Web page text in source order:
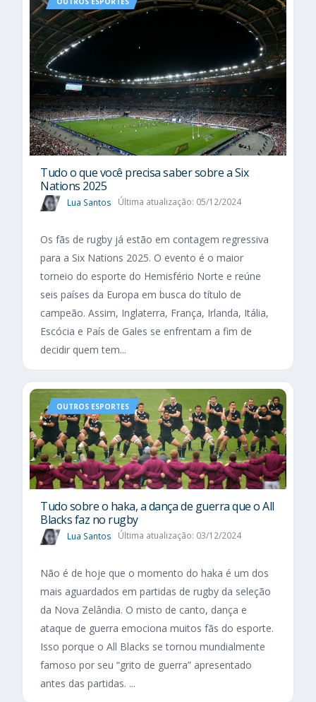
Tudo o que você precisa saber sobre a Six
Nations 2025​
Lua Santos Última atualização: 05/12/2024
Os fãs de rugby já estão em contagem regressiva
para a Six Nations 2025. O evento é o maior
torneio do esporte do Hemisfério Norte e reúne
seis países da Europa em busca do título de
campeão. Assim, Inglaterra, França, Irlanda, Itália,
Escócia e País de Gales se enfrentam a fim de
decidir quem tem...
OUTROS ESPORTES
Tudo sobre o haka, a dança de guerra que o All
Blacks faz no rugby
Lua Santos Última atualização: 03/12/2024
Não é de hoje que o momento do haka é um dos
mais aguardados em partidas de rugby da seleção
da Nova Zelândia. O misto de canto, dança e
ataque de guerra emociona muitos fãs do esporte.
Isso porque o All Blacks se tornou mundialmente
famoso por seu “grito de guerra” apresentado
antes das partidas. ...